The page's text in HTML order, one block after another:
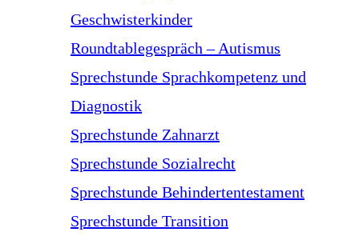
Geschwisterkinder
Roundtablegespräch – Autismus
Sprechstunde Sprachkompetenz und
Diagnostik
Sprechstunde Zahnarzt
Sprechstunde Sozialrecht
Sprechstunde Behindertentestament
Sprechstunde Transition